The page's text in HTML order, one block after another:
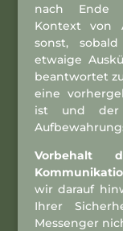
nach Ende
Kontext von
sonst,
etwaige
beantwortet
eine
ist und der
Vorbehalt
wir darauf
Ihrer
Messenger